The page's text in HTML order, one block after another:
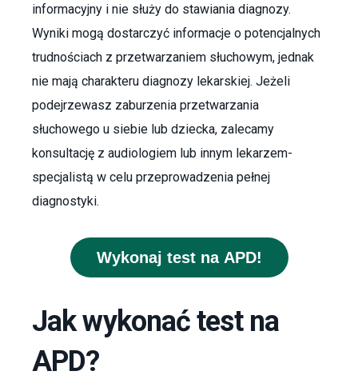
informacyjny i nie służy do stawiania diagnozy.
Wyniki mogą dostarczyć informacje o potencjalnych
trudnościach z przetwarzaniem słuchowym, jednak
nie mają charakteru diagnozy lekarskiej. Jeżeli
podejrzewasz zaburzenia przetwarzania
słuchowego u siebie lub dziecka, zalecamy
konsultację z audiologiem lub innym lekarzem-
specjalistą w celu przeprowadzenia pełnej
diagnostyki.
Wykonaj test na APD!
Jak wykonać test na
APD?